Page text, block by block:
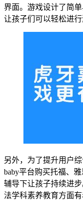
界面。游戏设计了简
让孩子们可以轻松进
另外，为了提升用户
baby平台购买托福、
辅导下让孩子持续进
法学科素养教育方面